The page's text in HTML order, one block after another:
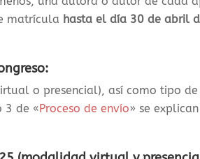
matrícula hasta el día 30 de abril
o presencial), así como tipo
3 de «Proceso de envío» se